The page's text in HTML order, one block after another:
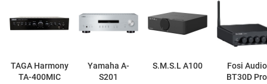
TAGA Harmony
TA-400MIC
Yamaha A-
S201
S.M.S.L A100
Fosi Audio
BT30D Pro